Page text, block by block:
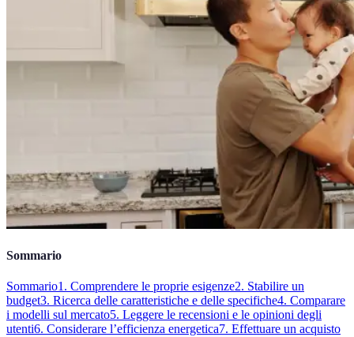
Sommario
Sommario1. Comprendere le proprie esigenze2. Stabilire un
budget3. Ricerca delle caratteristiche e delle specifiche4. Comparare
i modelli sul mercato5. Leggere le recensioni e le opinioni degli
utenti6. Considerare l’efficienza energetica7. Effettuare un acquisto